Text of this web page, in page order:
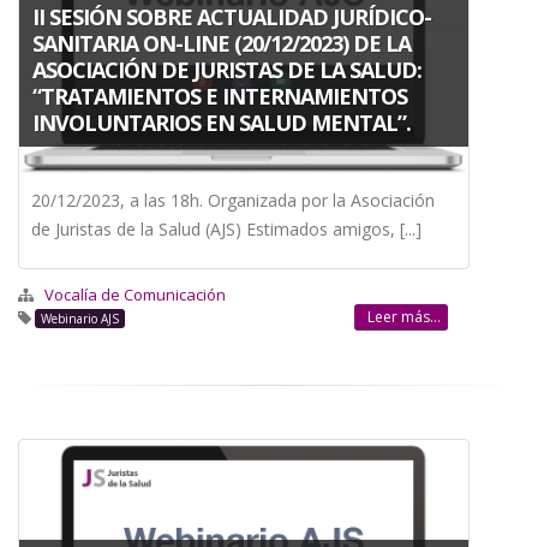
II SESIÓN SOBRE ACTUALIDAD JURÍDICO-
SANITARIA ON-LINE (20/12/2023) DE LA
ASOCIACIÓN DE JURISTAS DE LA SALUD:
“TRATAMIENTOS E INTERNAMIENTOS
INVOLUNTARIOS EN SALUD MENTAL”.
20/12/2023, a las 18h. Organizada por la Asociación
de Juristas de la Salud (AJS) Estimados amigos, [...]
Vocalía de Comunicación
Webinario AJS Leer más...